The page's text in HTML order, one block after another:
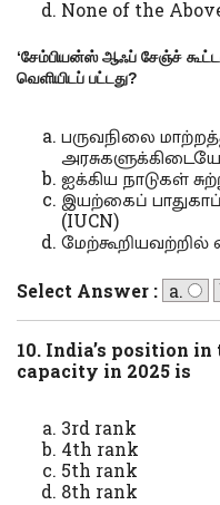
None of the
‘சேம்பியன்ஸ் ஆஃப் சேஞ்ச்
வெளியிடப் பட்டது?
பருவநிலை
ஐக்கிய நாடுகள்
இயற்கைப்
(IUCN)
மேற்கூறியவற்றில்
Select Answer : a.
10. India’s position
capacity in 2025 is
3rd rank
4th rank
5th rank
8th rank